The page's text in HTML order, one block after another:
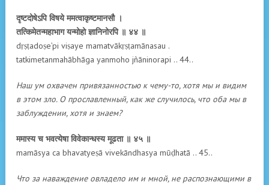
दृष्टदोषेऽपि विषये ममत्वाकृष्टमानसौ ।
तत्किमेतन्महाभाग यन्मोहो ज्ञानिनोरपि ॥ ४४ ॥
dṛṣṭadoṣe’pi viṣaye mamatvākṛṣṭamānasau .
tatkimetanmahābhāga yanmoho jñāninorapi .. 44..
Наш ум охвачен привязанностью к чему-то, хотя мы и видим
в этом зло. О прославленный, как же случилось, что оба мы в
заблуждении, хотя и знаем?
ममास्य च भवत्येषा विवेकान्धस्य मूढता ॥ ४५ ॥
mamāsya ca bhavatyeṣā vivekāndhasya mūḍhatā .. 45..
Что за наваждение овладело им и мной, не распознающими в